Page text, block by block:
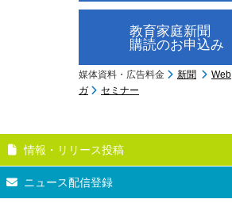
教育家庭新聞
購読のお申込み
媒体資料・広告料金 新聞 Web
ガ
セミナー
情報・リリース投稿
ニュース配信登録